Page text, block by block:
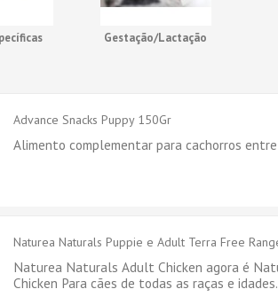
Gestação/Lactação
Advance Snacks Puppy 150Gr
Alimento complementar para cachorros
Naturea Naturals Puppie e Adult Terra Free
Naturea Naturals Adult Chicken agora é
Chicken Para cães de todas as raças e